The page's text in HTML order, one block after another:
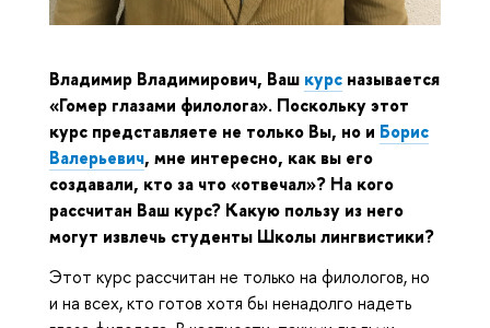
Владимир Владимирович, Ваш курс называется
«Гомер глазами филолога». Поскольку этот
курс представляете не только Вы, но и Борис
Валерьевич, мне интересно, как вы его
создавали, кто за что «отвечал»? На кого
рассчитан Ваш курс? Какую пользу из него
могут извлечь студенты Школы лингвистики?
Этот курс рассчитан не только на филологов, но
и на всех, кто готов хотя бы ненадолго надеть